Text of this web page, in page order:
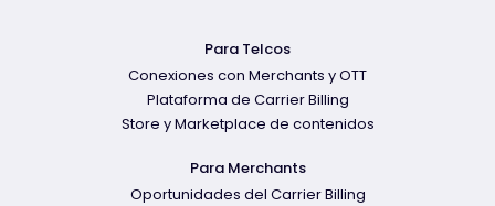
Para Telcos
Conexiones con Merchants y OTT
Plataforma de Carrier Billing
Store y Marketplace de contenidos
Para Merchants
Oportunidades del Carrier Billing